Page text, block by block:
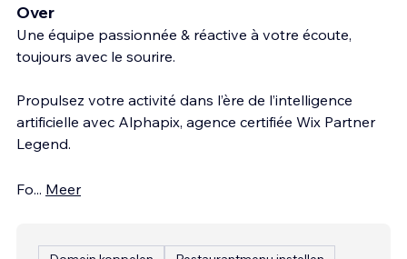
Over
Une équipe passionnée & réactive à votre écoute,
toujours avec le sourire.
Propulsez votre activité dans l’ère de l’intelligence
artificielle avec Alphapix, agence certifiée Wix Partner
Legend.
Fo... Meer